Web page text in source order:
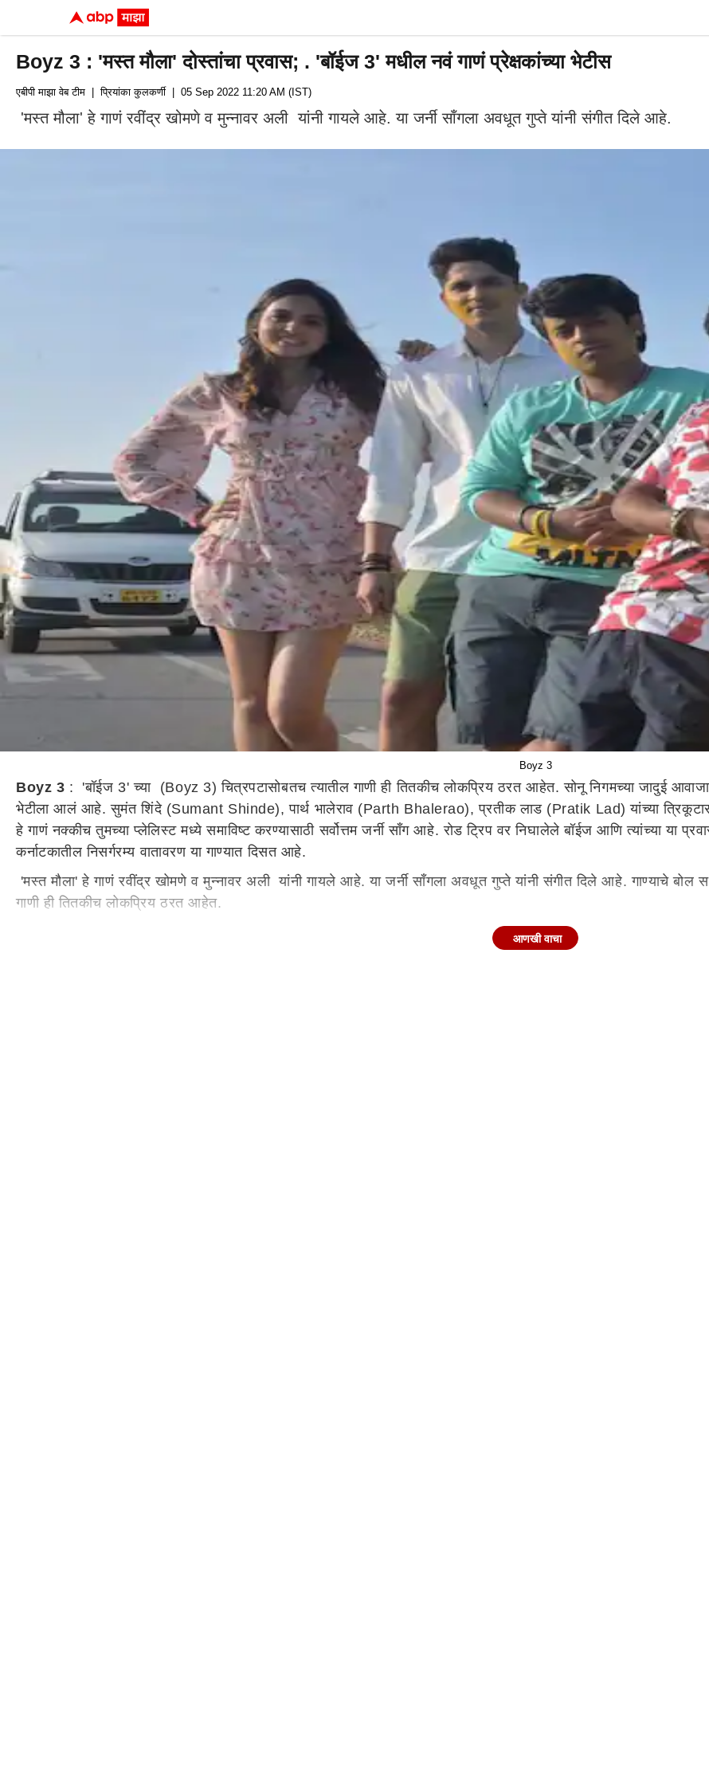
Boyz 3 : 'मस्त मौला' दोस्तांचा प्रवास; . 'बॉईज 3' मधील नवं गाणं प्रेक्षकांच्या भेटीस
एबीपी माझा वेब टीम | प्रियांका कुलकर्णी | 05 Sep 2022 11:20 AM (IST)
'मस्त मौला' हे गाणं रवींद्र खोमणे व मुन्नावर अली यांनी गायले आहे. या जर्नी साँगला अवधूत गुप्ते यांनी संगीत दिले आहे.
Boyz 3
Boyz 3 : 'बॉईज 3' च्या (Boyz 3) चित्रपटासोबतच त्यातील गाणी ही तितकीच लोकप्रिय ठरत आहेत. सोनू निगमच्या जादुई
भेटीला आलं आहे. सुमंत शिंदे (Sumant Shinde), पार्थ भालेराव (Parth Bhalerao), प्रतीक लाड (Pratik Lad) यांच्या
हे गाणं नक्कीच तुमच्या प्लेलिस्ट मध्ये समाविष्ट करण्यासाठी सर्वोत्तम जर्नी साँग आहे. रोड ट्रिप वर निघालेले बॉईज आणि त्यांच्या या
कर्नाटकातील निसर्गरम्य वातावरण या गाण्यात दिसत आहे.
'मस्त मौला' हे गाणं रवींद्र खोमणे व मुन्नावर अली यांनी गायले आहे. या जर्नी साँगला अवधूत गुप्ते यांनी संगीत दिले आहे. गाण्याचे बोल
गाणी ही तितकीच लोकप्रिय ठरत आहेत.
आणखी वाचा